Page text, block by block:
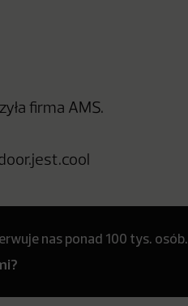
firma AMS.
nas ponad 100 tys. osób.